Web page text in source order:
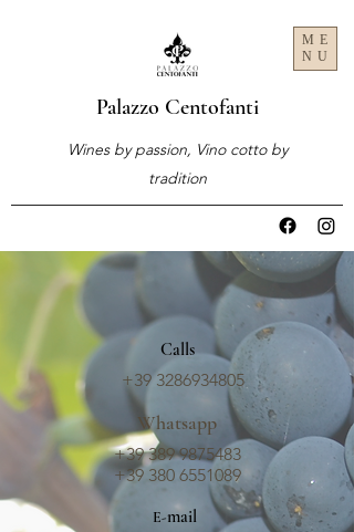
ME
NU
Palazzo Centofanti
Wines by passion, Vino cotto by
tradition
Calls
+39 3286934805
Whatsapp
+39 389 9875483
+39 380 6551089
E-mail